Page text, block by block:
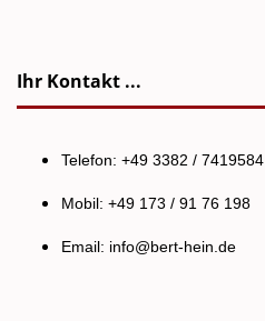
Ihr Kontakt ...
Telefon: +49 3382 / 7419584
Mobil: +49 173 / 91 76 198
Email: info@bert-hein.de